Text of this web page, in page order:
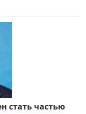
стать частью